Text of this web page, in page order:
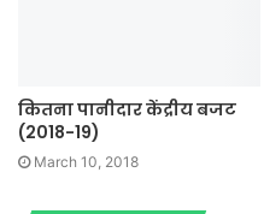
कितना पानीदार केंद्रीय बजट
(2018-19)
March 10, 2018